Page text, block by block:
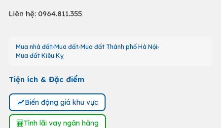
Liên hệ: 0964.811.355
Mua nhà đất Mua đất Mua đất Thành phố Hà Nội
Mua đất Kiêu Kỵ
Tiện ích & Đặc điểm
Biến động giá khu vực
Tính lãi vay ngân hàng